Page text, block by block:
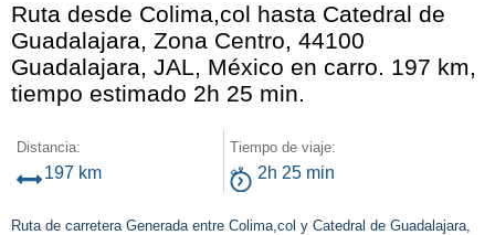
Ruta desde Colima,col hasta Catedral de
Guadalajara, Zona Centro, 44100
Guadalajara, JAL, México en carro. 197 km,
tiempo estimado 2h 25 min.
Distancia:
197 km
Tiempo de viaje:
2h 25 min
Ruta de carretera Generada entre Colima,col y Catedral de Guadalajara,